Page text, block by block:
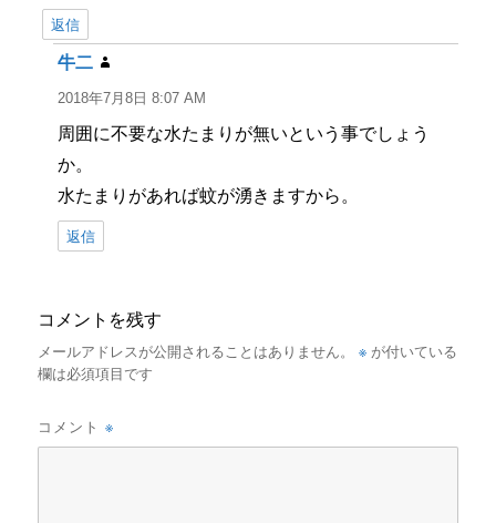
返信
牛二
り:
2018年7月8日 8:07 AM
周囲に不要な水たまりが無いという事でしょう
か。
水たまりがあれば蚊が湧きますから。
返信
コメントを残す
メールアドレスが公開されることはありません。 ※ が付いている
欄は必須項目です
コメント※